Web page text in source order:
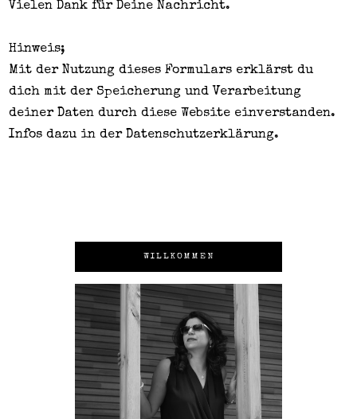
Vielen Dank für Deine Nachricht.
Hinweis;
Mit der Nutzung dieses Formulars erklärst du
dich mit der Speicherung und Verarbeitung
deiner Daten durch diese Website einverstanden.
Infos dazu in derDatenschutzerklärung.
WILLKOMMEN